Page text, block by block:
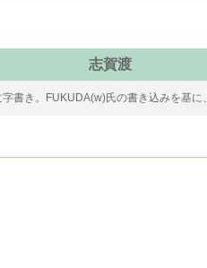
志賀渡
書き。FUKUDA(w)氏の書き込みを基